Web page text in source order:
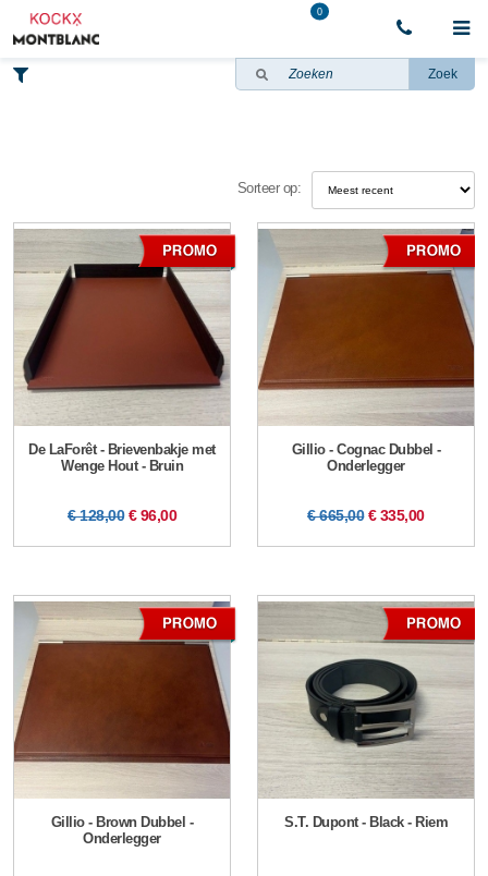
0
Zoek
Sorteer op:
De LaForêt - Brievenbakje met
Wenge Hout - Bruin
€ 128,00 € 96,00
Gillio - Cognac Dubbel -
Onderlegger
€ 665,00 € 335,00
Gillio - Brown Dubbel -
Onderlegger
S.T. Dupont - Black - Riem